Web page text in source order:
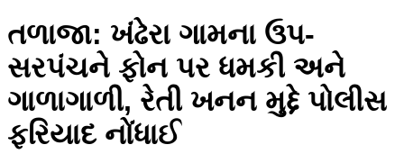
તળાજા: ખંઢેરા ગામના ઉપ-
સરપંચને ફોન પર ધમકી અને
ગાળાગાળી, રેતી ખનન મુદ્દે પોલીસ
ફરિયાદ નોંધાઈ